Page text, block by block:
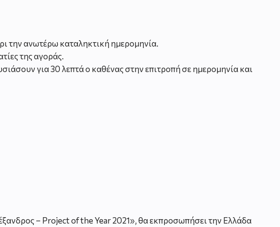
την ανωτέρω καταληκτική ημερομηνία.
της αγοράς.
για 30 λεπτά ο καθένας στην επιτροπή σε ημερομηνία και
– Project of the Year 2021», θα εκπροσωπήσει την Ελλάδα